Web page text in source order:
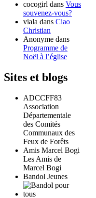
cocogirl dans Vous
souvenez-vous?
viala dans Ciao
Christian
Anonyme dans
Programme de
Noël à l’église
Sites et blogs
ADCCFF83
Association
Départementale
des Comités
Communaux des
Feux de Forêts
Amis Marcel Bogi
Les Amis de
Marcel Bogi
Bandol Jeunes